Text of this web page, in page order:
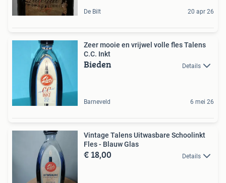
De Bilt 20 apr 26
Zeer mooie en vrijwel volle fles Talens
C.C. Inkt
Bieden Details
Barneveld 6 mei 26
Vintage Talens Uitwasbare Schoolinkt
Fles - Blauw Glas
€ 18,00 Details